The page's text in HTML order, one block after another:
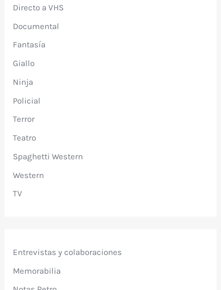
Directo a VHS
Documental
Fantasía
Giallo
Ninja
Policial
Terror
Teatro
Spaghetti Western
Western
TV
Entrevistas y colaboraciones
Memorabilia